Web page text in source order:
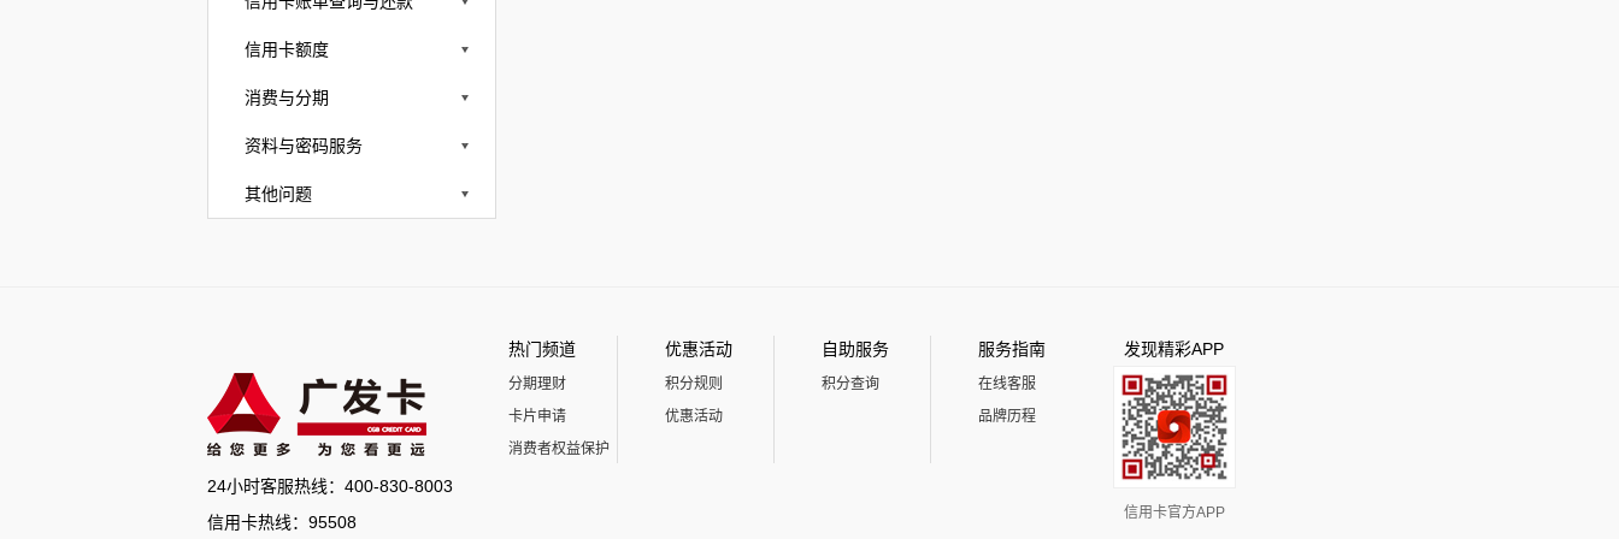
信用卡额度
消费与分期
资料与密码服务
其他问题
24小时客服热线：400-830-8003
信用卡热线：95508
热门频道
分期理财
卡片申请
消费者权益保护
优惠活动
积分规则
优惠活动
自助服务
积分查询
服务指南
在线客服
品牌历程
发现精彩APP
信用卡官方APP